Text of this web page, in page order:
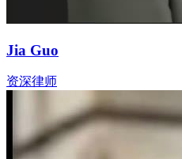
Jia Guo
资深律师